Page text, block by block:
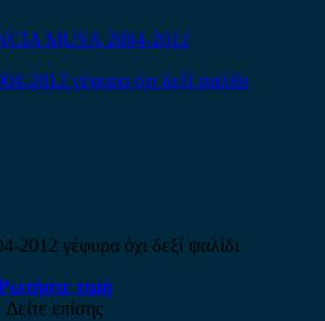
MUSA 2004-2012
2012 γέφυρα όχι δεξί ψαλίδι
τιμή
Δείτε επίσης